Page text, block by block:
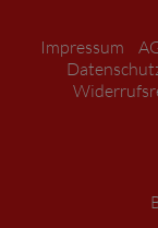
Impressum